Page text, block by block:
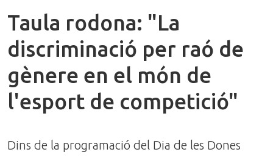
Taula rodona: "La
discriminació per raó de
gènere en el món de
l'esport de competició"
Dins de la programació del Dia de les Dones